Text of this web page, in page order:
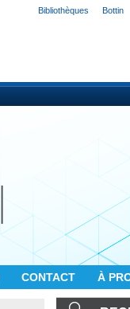
Bibliothèques Bottin
CONTACT À